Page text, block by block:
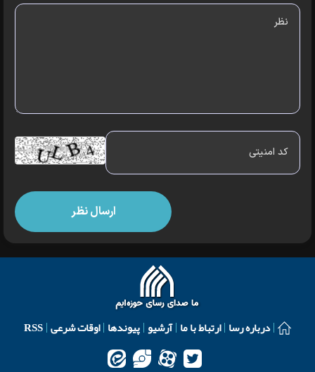
درباره رسا ارتباط با ما آرشیو پیوندها اوقات شرعی RSS